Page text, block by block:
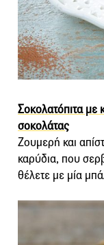
Σοκολατόπιτα με
σοκολάτας
Ζουμερή και
καρύδια, που
θέλετε με μία